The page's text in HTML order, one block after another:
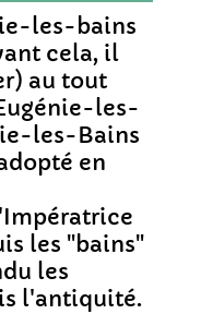
les-bains
cela, il
au tout
les-
les-Bains
en
les "bains"
les
l'antiquité.